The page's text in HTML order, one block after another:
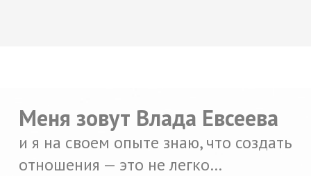
Меня зовут Влада Евсеева
и я на своем опыте знаю, что создать
отношения — это не легко…